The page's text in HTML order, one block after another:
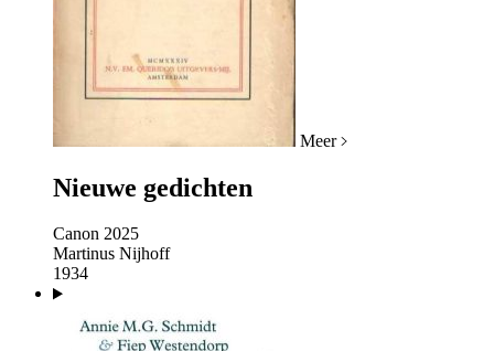
Meer
Nieuwe gedichten
Canon 2025
Martinus Nijhoff
1934